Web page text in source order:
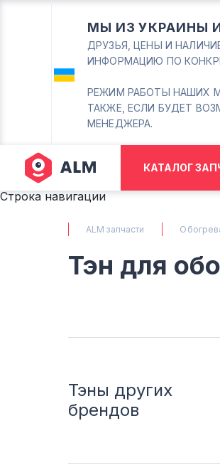
МЫ ИЗ УКРАИНЫ
ДРУЗЬЯ, ЦЕНЫ И
ИНФОРМАЦИЮ ПО
РЕЖИМ РАБОТЫ НАШИХ
ТАКЖЕ, ЕСЛИ БУДЕТ
МЕНЕДЖЕРА.
КАТАЛОГ
Строка навигации
ALM запчасти
Тэн для
Тэны других
брендов